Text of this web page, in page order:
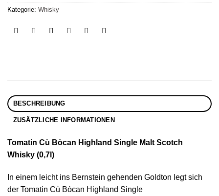
Kategorie: Whisky
BESCHREIBUNG
ZUSÄTZLICHE INFORMATIONEN
Tomatin Cù Bòcan Highland Single Malt Scotch
Whisky (0,7l)
In einem leicht ins Bernstein gehenden Goldton legt sich
der Tomatin Cù Bòcan Highland Single